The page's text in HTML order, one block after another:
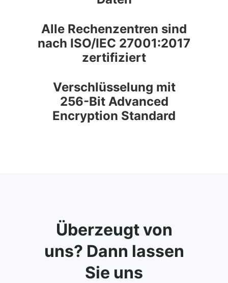
Alle Rechenzentren sind
nach ISO/IEC 27001:2017
zertifiziert
Verschlüsselung mit
256-Bit Advanced
Encryption Standard
Überzeugt von
uns? Dann lassen
Sie uns